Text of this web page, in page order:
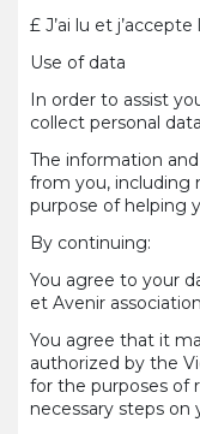
£ J’ai lu et
Use of data
In order to assist
collect personal
The information
from you, including
purpose of helping
By continuing:
You agree to your
et Avenir
You agree that it
authorized by the
for the purposes of
necessary steps on